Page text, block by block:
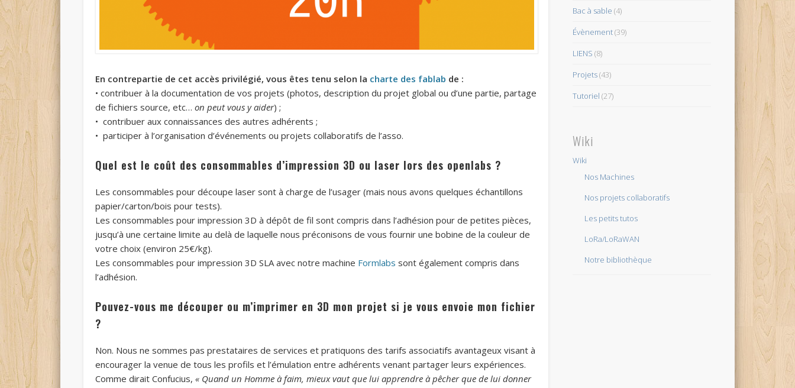
En contrepartie de cet accès privilégié, vous êtes tenu selon la charte des fablab de :
• contribuer à la documentation de vos projets (photos, description du projet global ou d’une partie, partage
de fichiers source, etc… on peut vous y aider) ;
• contribuer aux connaissances des autres adhérents ;
• participer à l’organisation d’événements ou projets collaboratifs de l’asso.
Quel est le coût des consommables d’impression 3D ou laser lors des openlabs ?
Les consommables pour découpe laser sont à charge de l’usager (mais nous avons quelques échantillons
papier/carton/bois pour tests).
Les consommables pour impression 3D à dépôt de fil sont compris dans l’adhésion pour de petites pièces,
jusqu’à une certaine limite au delà de laquelle nous préconisons de vous fournir une bobine de la couleur de
votre choix (environ 25€/kg).
Les consommables pour impression 3D SLA avec notre machine Formlabs sont également compris dans
l’adhésion.
Pouvez-vous me découper ou m’imprimer en 3D mon projet si je vous envoie mon fichier
?
Non. Nous ne sommes pas prestataires de services et pratiquons des tarifs associatifs avantageux visant à
encourager la venue de tous les profils et l’émulation entre adhérents venant partager leurs expériences.
Comme dirait Confucius, « Quand un Homme à faim, mieux vaut que lui apprendre à pêcher que de lui donner
Bac à sable (4)
Évènement(39)
LIENS (8)
Projets(43)
Tutoriel (27)
Wiki
Wiki
Nos Machines
Nos projets collaboratifs
Les petits tutos
LoRa/LoRaWAN
Notre bibliothèque